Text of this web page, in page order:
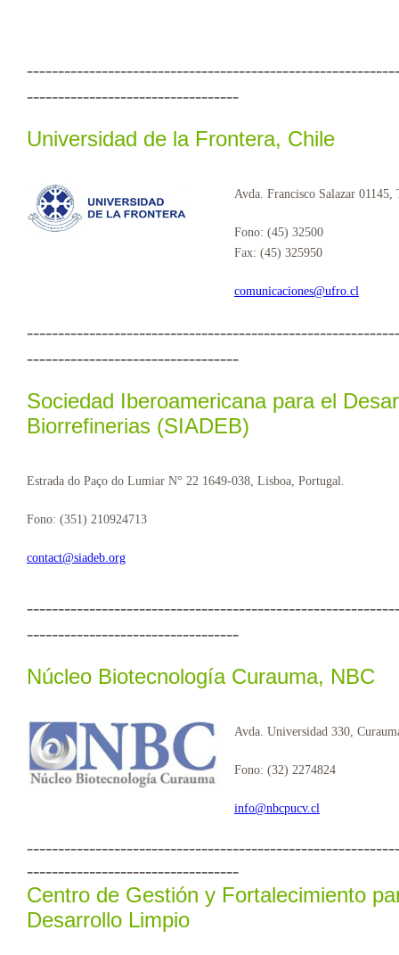
----------------------------------
Universidad de la Frontera, Chile
Avda. Francisco Salazar 01145,
Fono: (45) 32500
Fax: (45) 325950
comunicaciones@ufro.cl
----------------------------------
Sociedad Iberoamericana para el
Biorrefinerias (SIADEB)
Estrada do Paço do Lumiar N° 22 1649-038, Lisboa, Portugal.
Fono: (351) 210924713
contact@siadeb.org
----------------------------------
Núcleo Biotecnología Curauma, NBC
Avda. Universidad 330,
Fono: (32) 2274824
info@nbcpucv.cl
----------------------------------
Centro de Gestión y Fortalecimiento
Desarrollo Limpio